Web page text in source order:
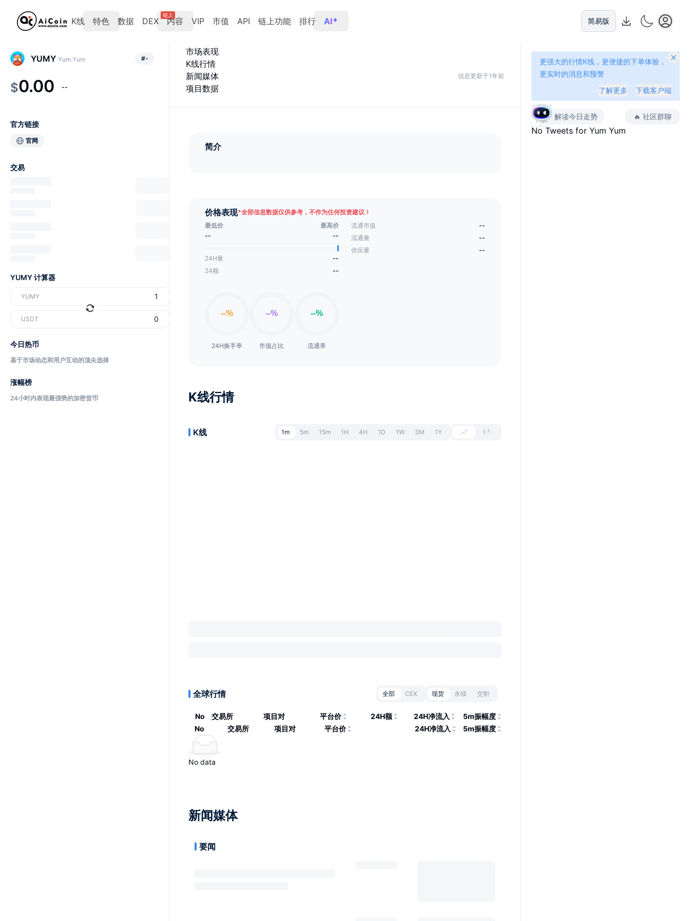
K线 特色 数据 DEX
链上
内容 VIP 市值 API 链上功能 排行 AI 简易版
市场表现
K线行情
新闻媒体
项目数据
信息更新于1年前
简介
价格表现*全部信息数据仅供参考，不作为任何投资建议！
最低价
最高价
--
--
24H量
--
24额
--
24H换手率 市值占比 流通率
流通市值
--
流通量
--
供应量
--
K线行情
K线 1m 5m 15m 1H 4H 1D 1W 3M 1Y
全球行情 全部 CEX 现货 永续 交割
No 交易所 项目对 平台价 24H额 24H净流入
5m振幅度
No
交易所 项目对 平台价 24H净流入 5m振幅度
No data
YUMY Yum Yum #-
$0.00 --
官方链接
官网
交易
YUMY 计算器
YUMY
USDT
今日热币
基于市场动态和用户互动的顶尖选择
涨幅榜
24小时内表现最强势的加密货币
更强大的行情K线，更便捷的下单体验，
更实时的消息和预警
了解更多
下载客户端
解读今日走势 🔥 社区群聊
No Tweets for Yum Yum
新闻媒体
要闻